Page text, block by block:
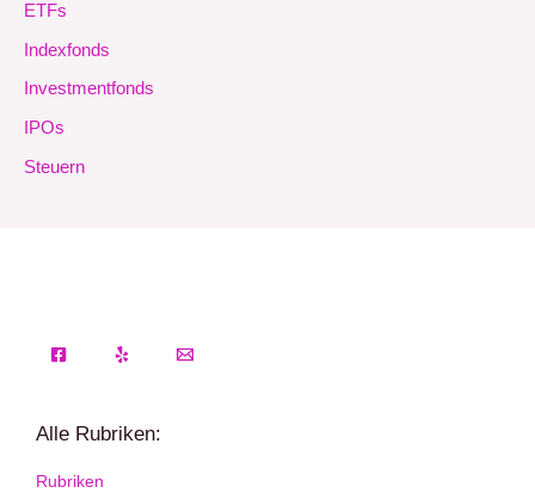
ETFs
Indexfonds
Investmentfonds
IPOs
Steuern
Alle Rubriken:
Rubriken